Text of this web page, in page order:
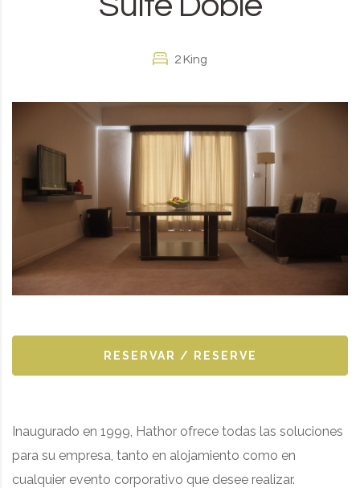
2 King
RESERVAR / RESERVE
Inaugurado en 1999, Hathor ofrece todas las soluciones
para su empresa, tanto en alojamiento como en
cualquier evento corporativo que desee realizar.